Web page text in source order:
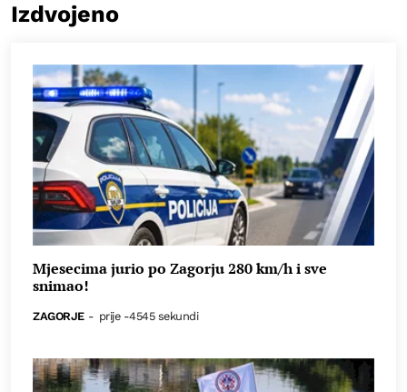
Izdvojeno
Mjesecima jurio po Zagorju 280 km/h i sve
snimao!
ZAGORJE - prije -4545 sekundi